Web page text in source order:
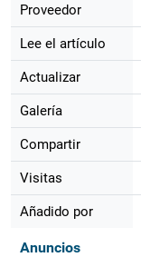
Proveedor
Lee el artículo
Actualizar
Galería
Compartir
Visitas
Añadido por
Anuncios